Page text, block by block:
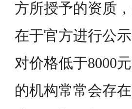
方所授予的资质
在于官方进行公
对价格低于8000
的机构常常会存